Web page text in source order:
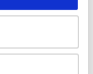
- Ajka
az álmaidat!